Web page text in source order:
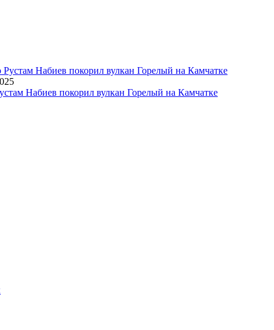
Набиев покорил вулкан Горелый на Камчатке